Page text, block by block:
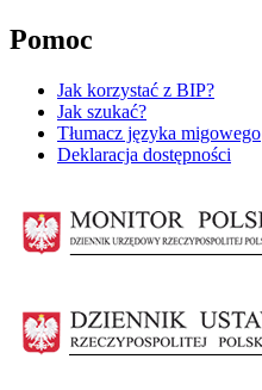
Pomoc
Jak korzystać z BIP?
Jak szukać?
Tłumacz języka migowego
Deklaracja dostępności